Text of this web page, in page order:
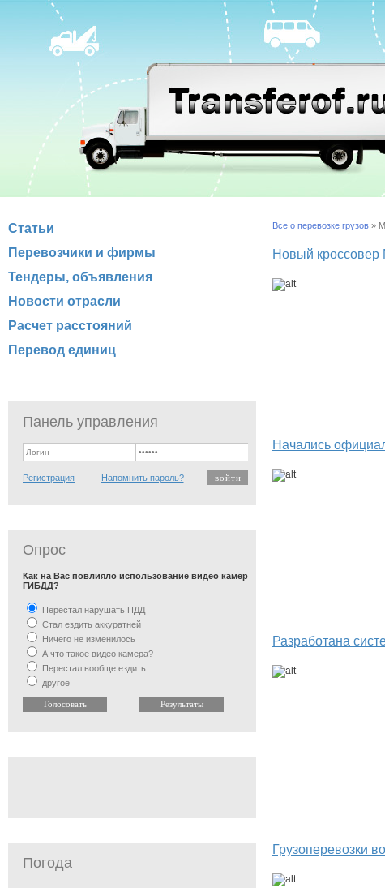
Статьи
Перевозчики и фирмы
Тендеры, объявления
Новости отрасли
Расчет расстояний
Перевод единиц
Панель управления
Регистрация Напомнить пароль?
Опрос
Как на Вас повлияло использование видео камер
ГИБДД?
Перестал нарушать ПДД
Стал ездить аккуратней
Ничего не изменилось
А что такое видео камера?
Перестал вообще ездить
другое
Погода
Все о перевозке грузов »
Новый кроссовер
Начались
Разработана
Грузоперевозки